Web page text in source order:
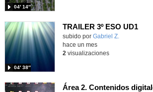
04′ 14″
TRAILER 3º ESO UD1
Contenido educativo.
subido por Gabriel Z.
04′ 38″
hace un mes
2 visualizaciones
Área 2. Contenidos